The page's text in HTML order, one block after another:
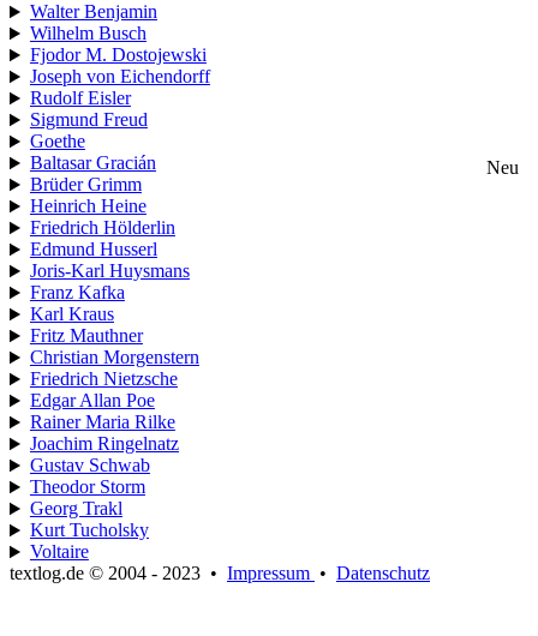
Walter Benjamin
Wilhelm Busch
Fjodor M. Dostojewski
Joseph von Eichendorff
Rudolf Eisler
Sigmund Freud
Goethe
Baltasar Gracián
Neu
Brüder Grimm
Heinrich Heine
Friedrich Hölderlin
Edmund Husserl
Joris-Karl Huysmans
Franz Kafka
Karl Kraus
Fritz Mauthner
Christian Morgenstern
Friedrich Nietzsche
Edgar Allan Poe
Rainer Maria Rilke
Joachim Ringelnatz
Gustav Schwab
Theodor Storm
Georg Trakl
Kurt Tucholsky
Voltaire
textlog.de © 2004 - 2023 • Impressum • Datenschutz